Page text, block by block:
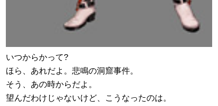
いつからかって?
ほら、あれだよ。悲鳴の洞窟事件。
そう、あの時からだよ。
望んだわけじゃないけど、こうなったのは。